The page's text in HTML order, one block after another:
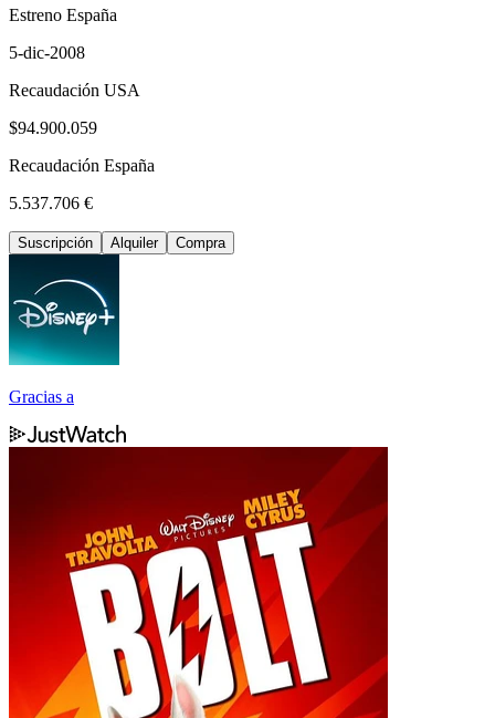
Estreno España
5-dic-2008
Recaudación USA
$94.900.059
Recaudación España
5.537.706 €
Suscripción Alquiler Compra
Gracias a